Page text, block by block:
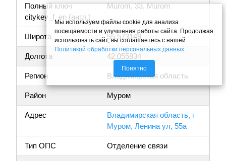
Полный ключ
citykey_f_en (англ.)
Murom, 33, Murom
Широта 55.573149
Долгота 42.055834
Регион Владимирская область
Район Муром
Адрес
Владимирская область, г
Муром, Ленина ул, 55а
Тип ОПС Отделение связи
Мы используем файлы cookie для анализа
посещаемости и улучшения работы сайта. Продолжая
использовать сайт, вы соглашаетесь с нашей
Политикой обработки персональных данных
Понятно